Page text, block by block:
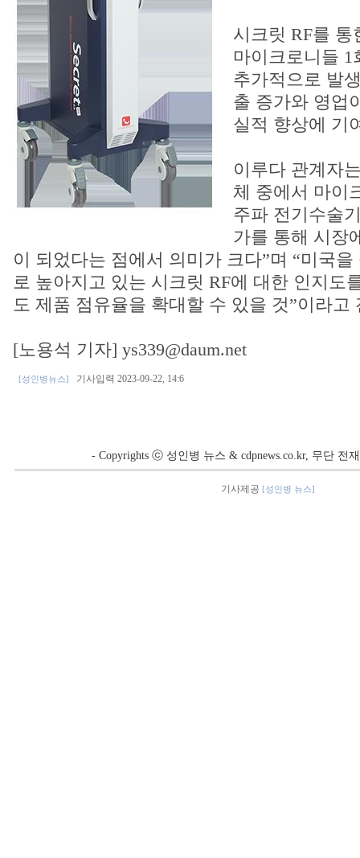
시크릿 RF를
마이크로니들
추가적으로 발
출 증가와 영업
실적 향상에 기
이루다 관계자
체 중에서 마이
주파 전기수술
가를 통해 시장
이 되었다는 점에서 의미가 크다”며 “미국
로 높아지고 있는 시크릿 RF에 대한 인지도
도 제품 점유율을 확대할 수 있을 것”이라고
[노용석 기자] ys339@daum.net
[성인병뉴스] 기사입력 2023-09-22, 14:6
- Copyrights ⓒ 성인병 뉴스 & cdpnews.co.kr, 무단 전
기사제공 [성인병 뉴스]